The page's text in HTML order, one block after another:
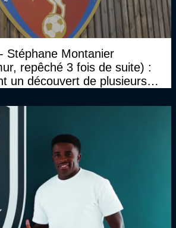
Stéphane Montanier
repêché 3 fois de suite) :
un découvert de plusieurs